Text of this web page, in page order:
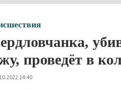
проведёт в
14:40